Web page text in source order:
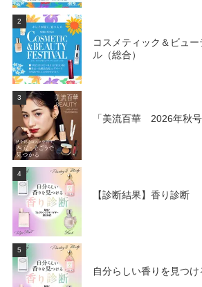
2
コスメティック＆ビュ
ル（総合）
3
「美流百華 2026年秋号
4
【診断結果】香り診断
5
自分らしい香りを見つ